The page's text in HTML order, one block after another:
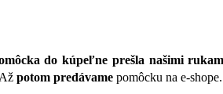
do kúpeľne prešla našimi
Až potom predávame pomôcku na e-